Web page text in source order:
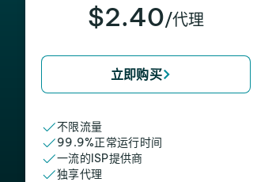
$2.40/代理
立即购买
不限流量
99.9%正常运行时间
一流的ISP提供商
独享代理